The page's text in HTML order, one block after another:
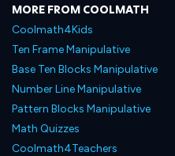
MORE FROM COOLMATH
Coolmath4Kids
Ten Frame Manipulative
Base Ten Blocks Manipulative
Number Line Manipulative
Pattern Blocks Manipulative
Math Quizzes
Coolmath4Teachers